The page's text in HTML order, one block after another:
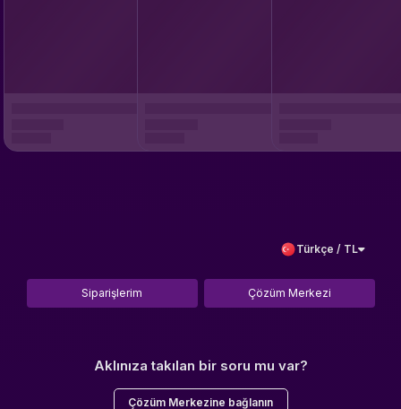
Türkçe / TL
Siparişlerim Çözüm Merkezi
Aklınıza takılan bir soru mu var?
Çözüm Merkezine bağlanın